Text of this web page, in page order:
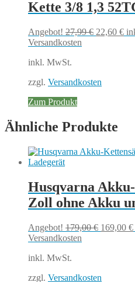
Kette 3/8 1,3
Angebot! 27,99€ 22,60 €
Versandkosten
inkl. MwSt.
zzgl. Versandkosten
Zum Produkt
Ähnliche Produkte
Husqvarna
Zoll ohne Akku
Angebot! 179,00€ 169,00 €
Versandkosten
inkl. MwSt.
zzgl. Versandkosten